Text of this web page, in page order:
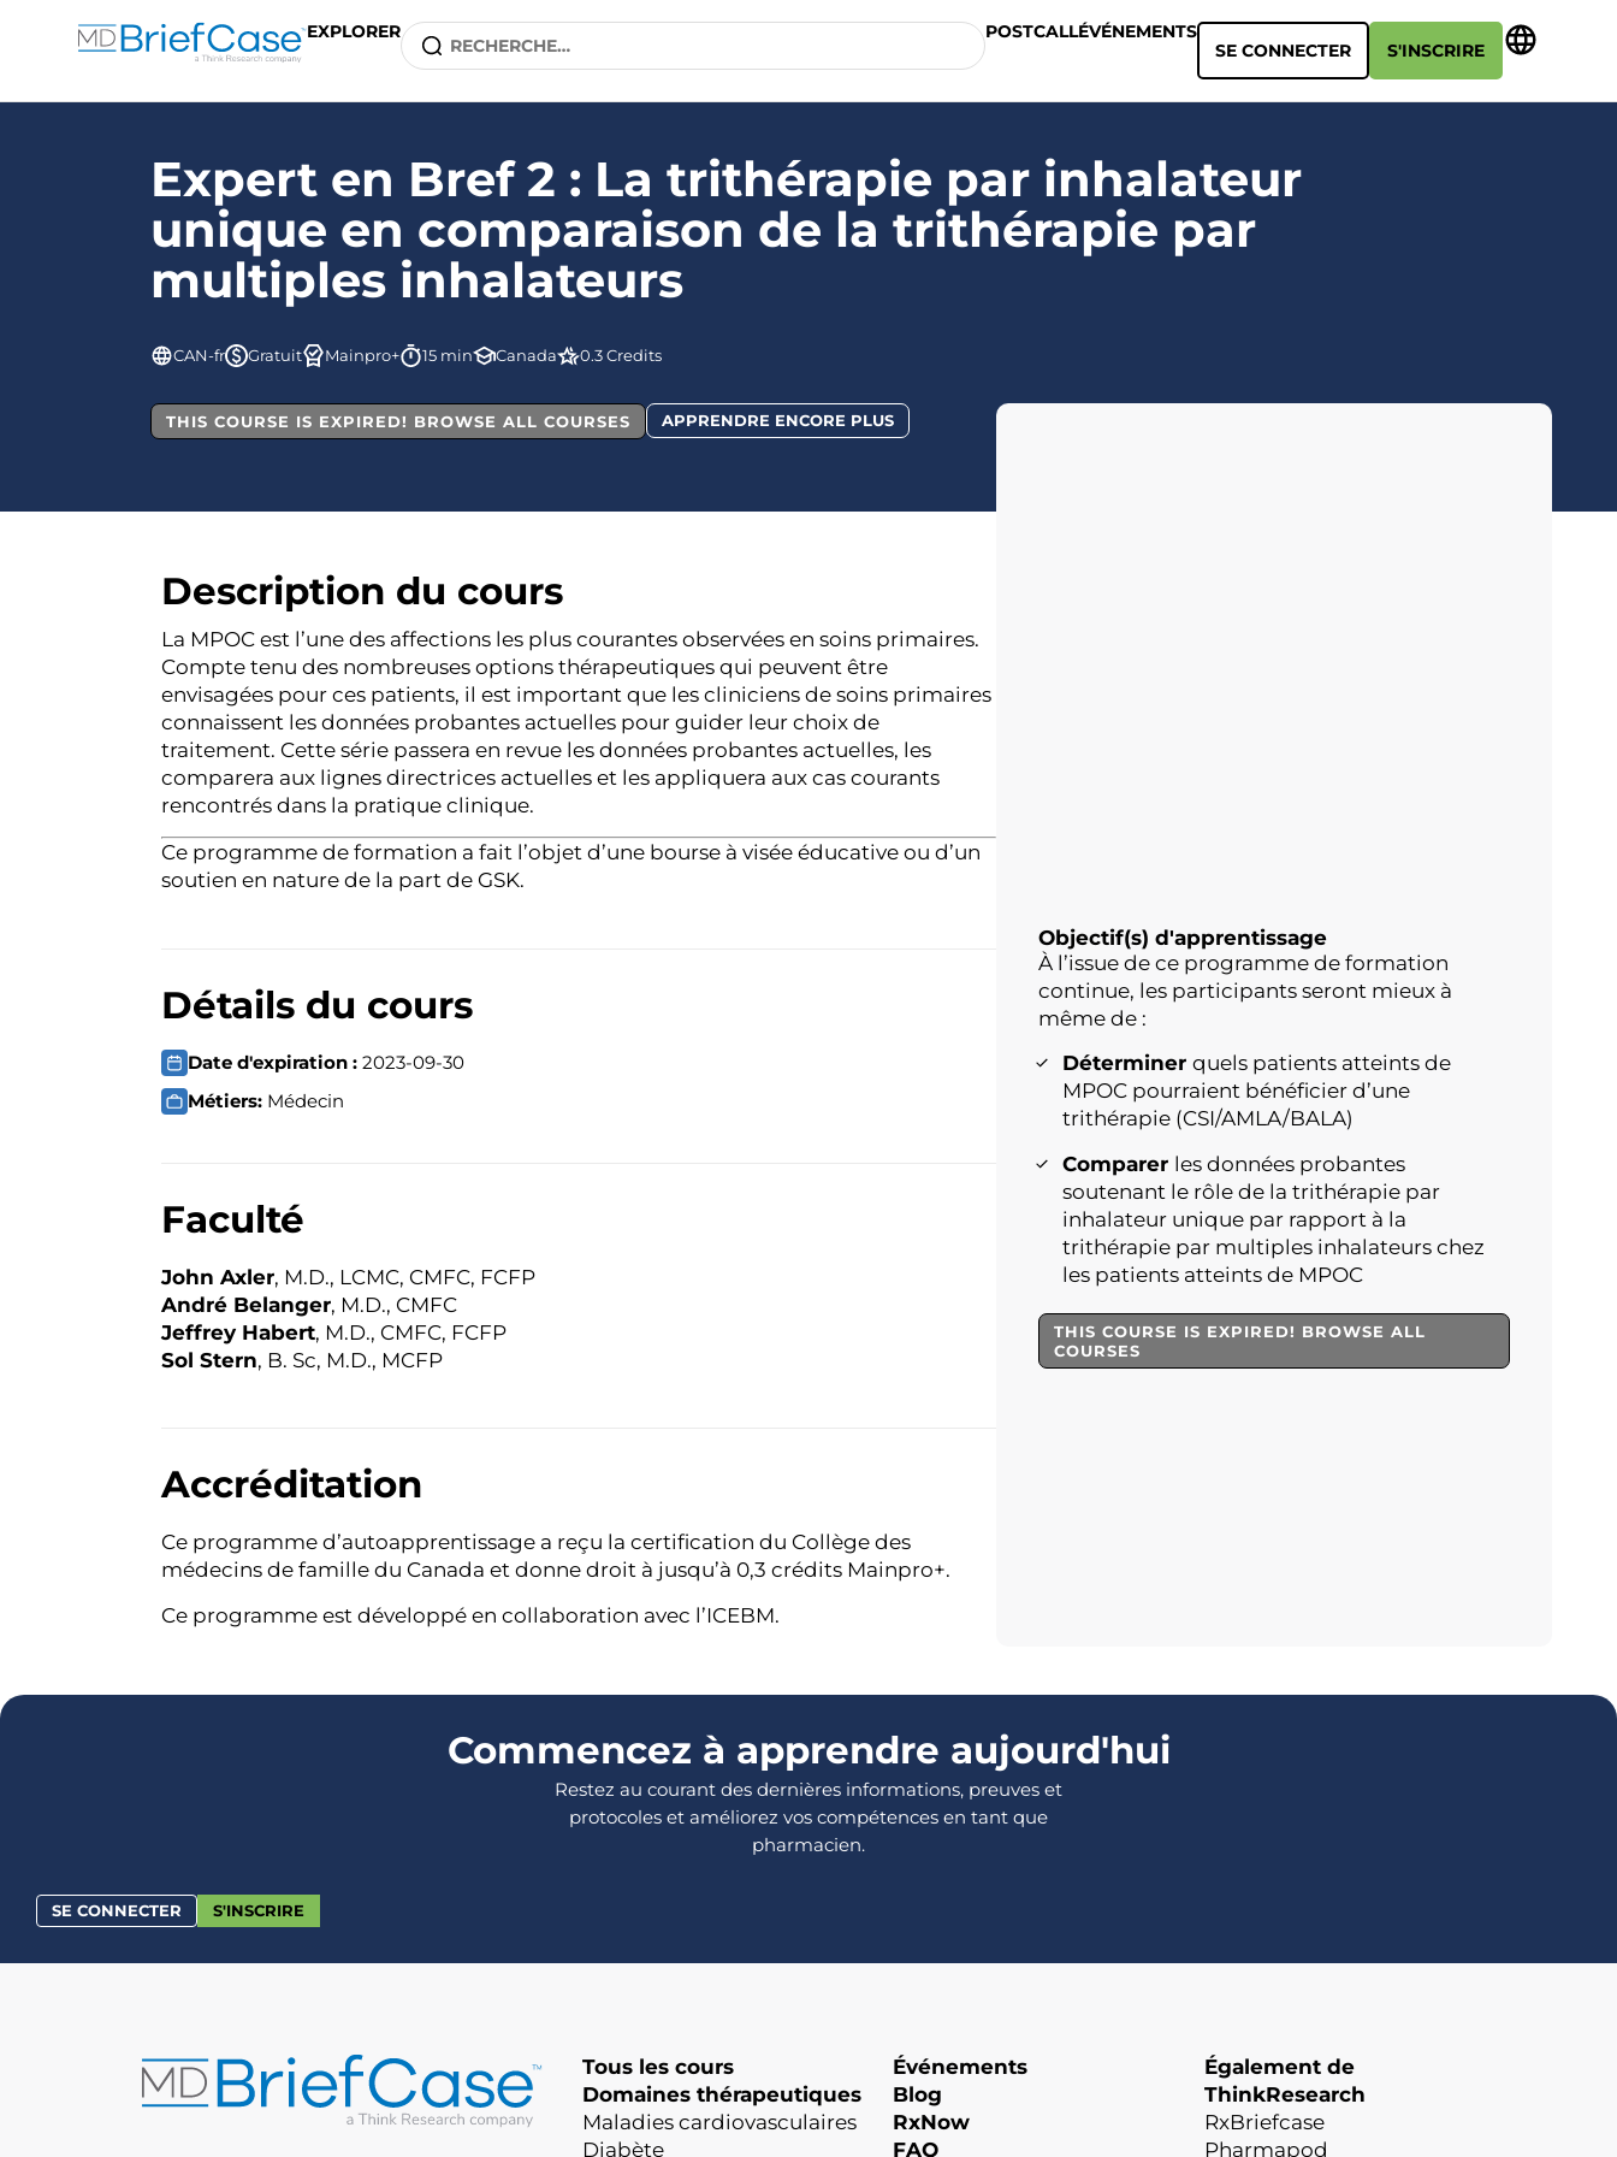
EXPLORER POSTCALLÉVÉNEMENTS
SE CONNECTER
S'INSCRIRE
Expert en Bref 2 : La trithérapie par inhalateur
unique en comparaison de la trithérapie par
multiples inhalateurs
CAN-fr Gratuit Mainpro+ 15 min Canada 0.3 Credits
THIS COURSE IS EXPIRED! BROWSE ALL COURSES APPRENDRE ENCORE PLUS
Description du cours
La MPOC est l’une des affections les plus courantes observées en soins primaires.
Compte tenu des nombreuses options thérapeutiques qui peuvent être
envisagées pour ces patients, il est important que les cliniciens de soins primaires
connaissent les données probantes actuelles pour guider leur choix de
traitement. Cette série passera en revue les données probantes actuelles, les
comparera aux lignes directrices actuelles et les appliquera aux cas courants
rencontrés dans la pratique clinique.
Ce programme de formation a fait l’objet d’une bourse à visée éducative ou d’un
soutien en nature de la part de GSK.
Détails du cours
Date d'expiration :2023-09-30
Métiers: Médecin
Faculté
John Axler, M.D., LCMC, CMFC, FCFP
André Belanger, M.D., CMFC
Jeffrey Habert, M.D., CMFC, FCFP
Sol Stern, B. Sc, M.D., MCFP
Accréditation
Ce programme d’autoapprentissage a reçu la certification du Collège des
médecins de famille du Canada et donne droit à jusqu’à 0,3 crédits Mainpro+.
Ce programme est développé en collaboration avec l’ICEBM.
Objectif(s) d'apprentissage
À l’issue de ce programme de formation
continue, les participants seront mieux à
même de :
Déterminer quels patients atteints de
MPOC pourraient bénéficier d’une
trithérapie (CSI/AMLA/BALA)
Comparer les données probantes
soutenant le rôle de la trithérapie par
inhalateur unique par rapport à la
trithérapie par multiples inhalateurs chez
les patients atteints de MPOC
THIS COURSE IS EXPIRED! BROWSE ALL
COURSES
Commencez à apprendre aujourd'hui
Restez au courant des dernières informations, preuves et
protocoles et améliorez vos compétences en tant que
pharmacien.
SE CONNECTER S'INSCRIRE
Tous les cours
Domaines thérapeutiques
Maladies cardiovasculaires
Diabète
Événements
Blog
RxNow
FAQ
Également de
ThinkResearch
RxBriefcase
Pharmapod